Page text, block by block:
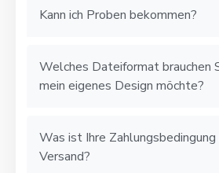
Kann ich Proben bekommen?
Welches Dateiformat brauchen
mein eigenes Design möchte?
Was ist Ihre Zahlungsbedingung
Versand?